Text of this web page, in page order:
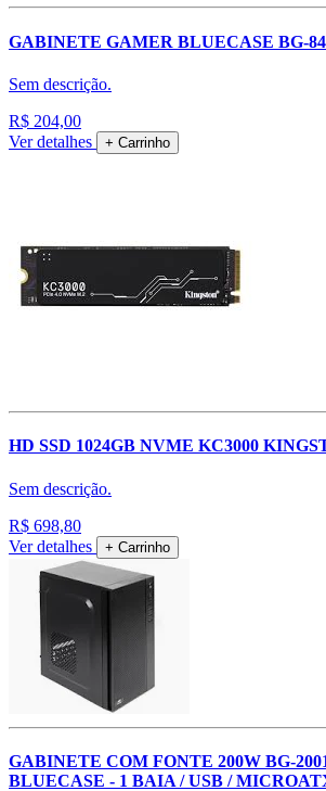
GABINETE GAMER BLUECASE BG-
Sem descrição.
R$ 204,00
Ver detalhes
+ Carrinho
HD SSD 1024GB NVME KC3000
Sem descrição.
R$ 698,80
Ver detalhes
+ Carrinho
GABINETE COM FONTE 200W BG-
BLUECASE - 1 BAIA / USB /